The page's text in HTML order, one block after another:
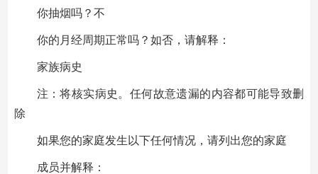
你抽烟吗？不
你的月经周期正常吗？如否，请解释：
家族病史
注：将核实病史。任何故意遗漏的内容都可能导致删
除
如果您的家庭发生以下任何情况，请列出您的家庭
成员并解释：